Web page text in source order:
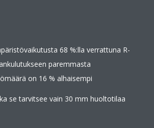
68 %:lla verrattuna R-
paremmasta
on 16 % alhaisempi
se tarvitsee vain 30 mm huoltotilaa